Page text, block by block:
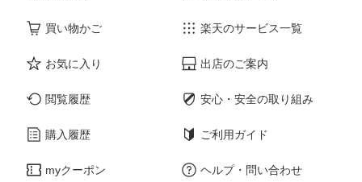
買い物かご
お気に入り
閲覧履歴
購入履歴
myクーポン
楽天のサービス一覧
出店のご案内
安心・安全の取り組み
ご利用ガイド
ヘルプ・問い合わせ